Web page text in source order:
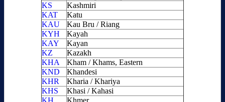
KS
Kashmiri
KAT
Katu
KAU
Kau Bru / Riang
KYH
Kayah
KAY
Kayan
KZ
Kazakh
KHA
Kham / Khams, Eastern
KND
Khandesi
KHR
Kharia / Khariya
KHS
Khasi / Kahasi